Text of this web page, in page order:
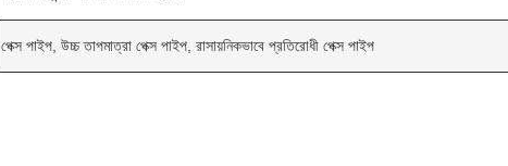
পেক্স পাইপ, উচ্চ তাপমাত্রা পেক্স পাইপ, রাসায়নিকভাবে প্রতিরোধী পেক্স পাইপ